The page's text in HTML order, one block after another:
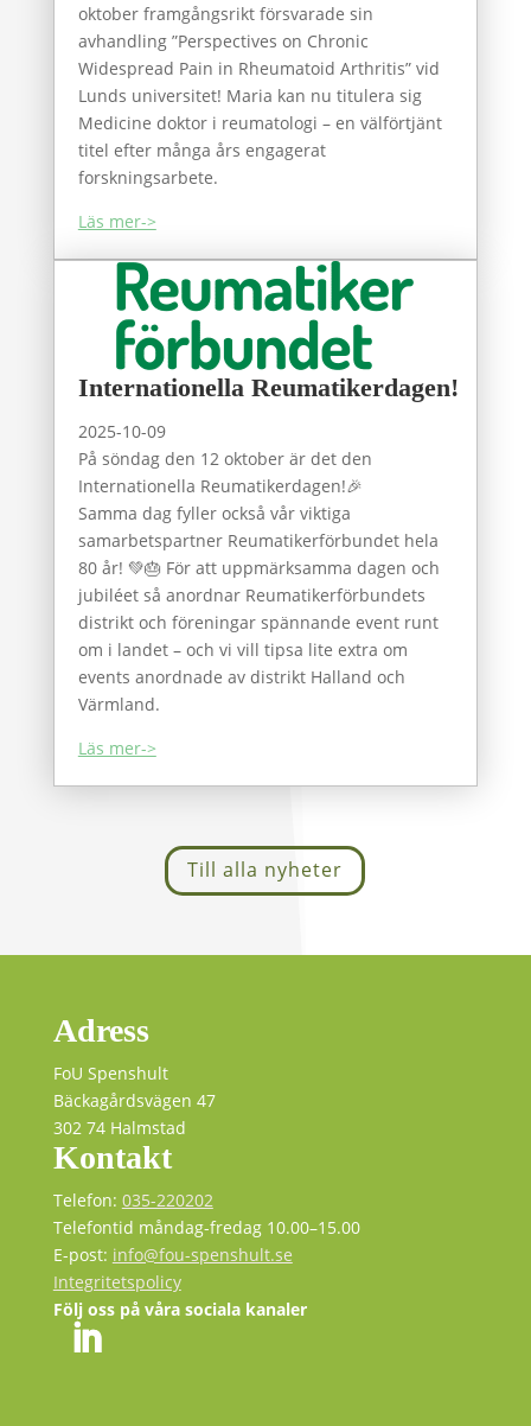
oktober framgångsrikt försvarade sin
avhandling ”Perspectives on Chronic
Widespread Pain in Rheumatoid Arthritis” vid
Lunds universitet! Maria kan nu titulera sig
Medicine doktor i reumatologi – en välförtjänt
titel efter många års engagerat
forskningsarbete.
Läs mer->
Internationella Reumatikerdagen!
2025-10-09
På söndag den 12 oktober är det den
Internationella Reumatikerdagen!🎉
Samma dag fyller också vår viktiga
samarbetspartner Reumatikerförbundet hela
80 år! 💚🎂 För att uppmärksamma dagen och
jubiléet så anordnar Reumatikerförbundets
distrikt och föreningar spännande event runt
om i landet – och vi vill tipsa lite extra om
events anordnade av distrikt Halland och
Värmland.
Läs mer->
Till alla nyheter
Adress
FoU Spenshult
Bäckagårdsvägen 47
302 74 Halmstad
Kontakt
Telefon: 035-220202
Telefontid måndag-fredag 10.00–15.00
E-post: info@fou-spenshult.se
Integritetspolicy
Följ oss på våra sociala kanaler